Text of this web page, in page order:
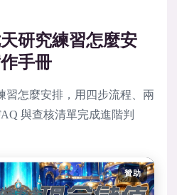
研究練習怎麼安
手冊
習怎麼安排，用四步流程、兩
與查核清單完成進階判
贊助